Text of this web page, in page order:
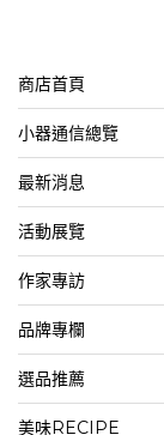
商店首頁
小器通信總覽
最新消息
活動展覽
作家專訪
品牌專欄
選品推薦
美味RECIPE